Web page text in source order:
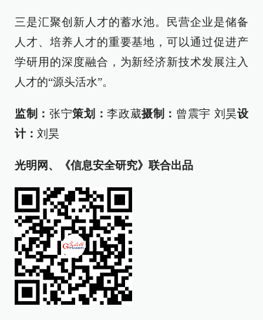
三是汇聚创新人才的蓄水池。民营企业是储备
人才、培养人才的重要基地，可以通过促进产
学研用的深度融合，为新经济新技术发展注入
人才的“源头活水”。
监制： 张宁策划：李政葳摄制： 曾震宇 刘昊设
计： 刘昊
光明网、《信息安全研究》联合出品